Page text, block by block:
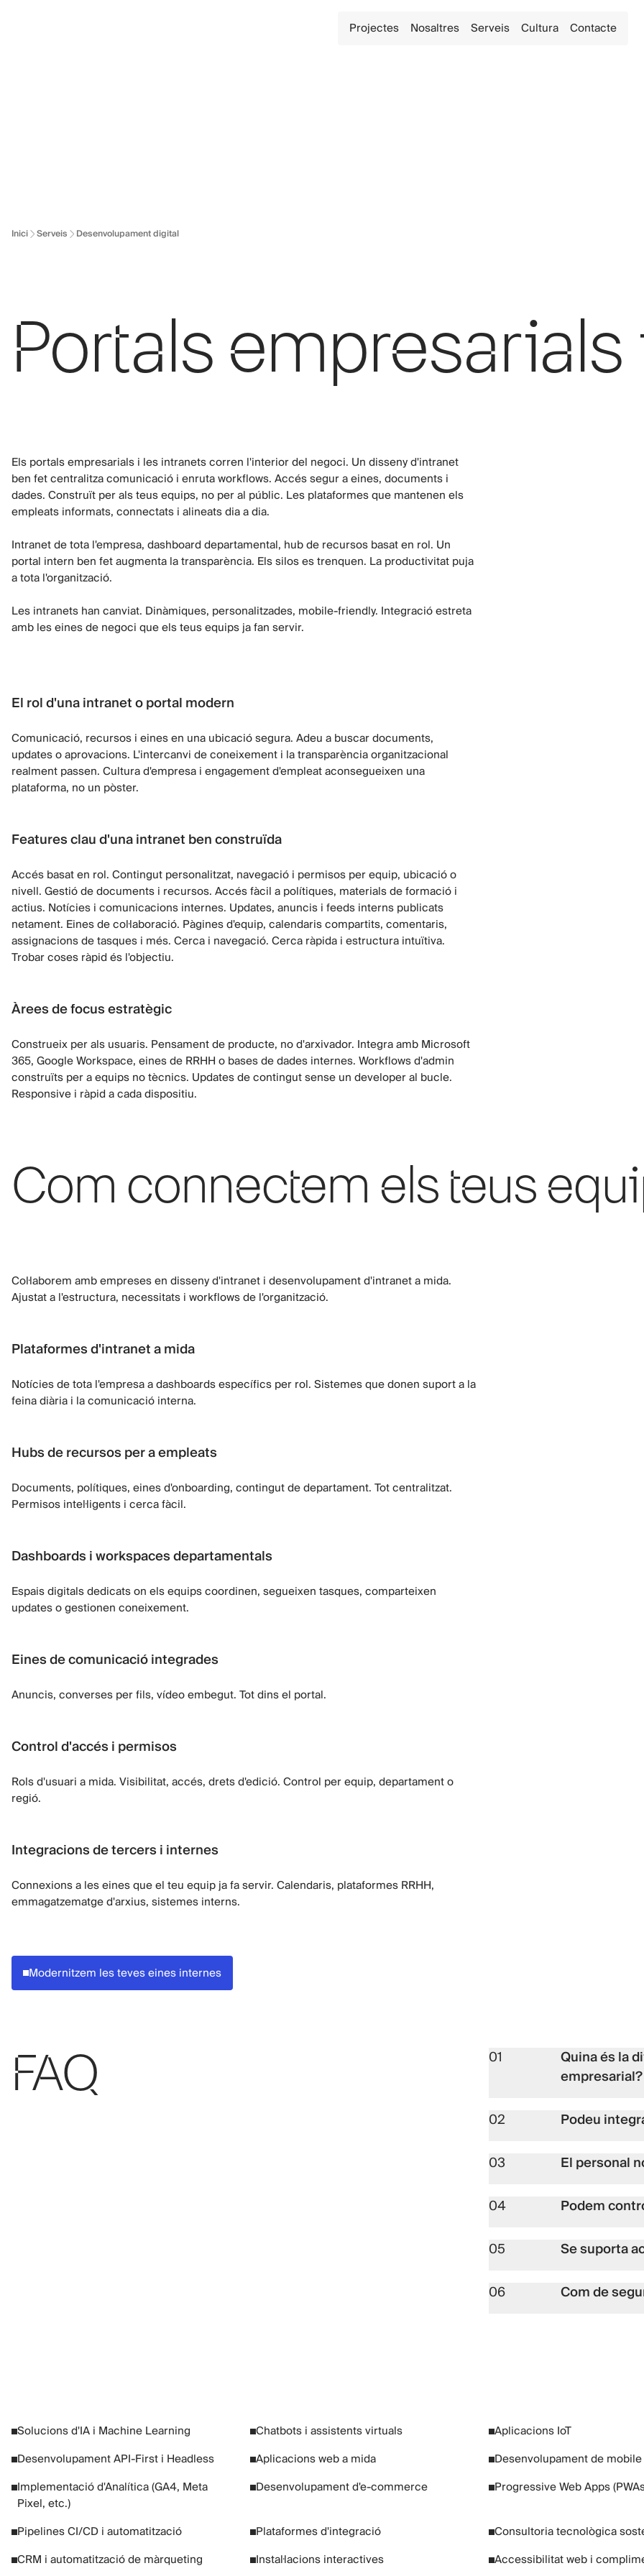
Projectes Nosaltres Serveis Cultura Contacte
Inici Serveis Desenvolupament digital
Portals empresarials
Els portals empresarials i les intranets corren l'interior del negoci. Un disseny d'intranet
ben fet centralitza comunicació i enruta workflows. Accés segur a eines, documents i
dades. Construït per als teus equips, no per al públic. Les plataformes que mantenen els
empleats informats, connectats i alineats dia a dia.
Intranet de tota l'empresa, dashboard departamental, hub de recursos basat en rol. Un
portal intern ben fet augmenta la transparència. Els silos es trenquen. La productivitat puja
a tota l'organització.
Les intranets han canviat. Dinàmiques, personalitzades, mobile-friendly. Integració estreta
amb les eines de negoci que els teus equips ja fan servir.
El rol d'una intranet o portal modern
Comunicació, recursos i eines en una ubicació segura. Adeu a buscar documents,
updates o aprovacions. L'intercanvi de coneixement i la transparència organitzacional
realment passen. Cultura d'empresa i engagement d'empleat aconsegueixen una
plataforma, no un pòster.
Features clau d'una intranet ben construïda
Accés basat en rol. Contingut personalitzat, navegació i permisos per equip, ubicació o
nivell. Gestió de documents i recursos. Accés fàcil a polítiques, materials de formació i
actius. Notícies i comunicacions internes. Updates, anuncis i feeds interns publicats
netament. Eines de col·laboració. Pàgines d'equip, calendaris compartits, comentaris,
assignacions de tasques i més. Cerca i navegació. Cerca ràpida i estructura intuïtiva.
Trobar coses ràpid és l'objectiu.
Àrees de focus estratègic
Construeix per als usuaris. Pensament de producte, no d'arxivador. Integra amb Microsoft
365, Google Workspace, eines de RRHH o bases de dades internes. Workflows d'admin
construïts per a equips no tècnics. Updates de contingut sense un developer al bucle.
Responsive i ràpid a cada dispositiu.
Com connectem els teus
Col·laborem amb empreses en disseny d'intranet i desenvolupament d'intranet a mida.
Ajustat a l'estructura, necessitats i workflows de l'organització.
Plataformes d'intranet a mida
Notícies de tota l'empresa a dashboards específics per rol. Sistemes que donen suport a la
feina diària i la comunicació interna.
Hubs de recursos per a empleats
Documents, polítiques, eines d'onboarding, contingut de departament. Tot centralitzat.
Permisos intel·ligents i cerca fàcil.
Dashboards i workspaces departamentals
Espais digitals dedicats on els equips coordinen, segueixen tasques, comparteixen
updates o gestionen coneixement.
Eines de comunicació integrades
Anuncis, converses per fils, vídeo embegut. Tot dins el portal.
Control d'accés i permisos
Rols d'usuari a mida. Visibilitat, accés, drets d'edició. Control per equip, departament o
regió.
Integracions de tercers i internes
Connexions a les eines que el teu equip ja fa servir. Calendaris, plataformes RRHH,
emmagatzematge d'arxius, sistemes interns.
Modernitzem les teves eines internes
FAQ 01
Quina és la
empresarial?
02
Podeu
03
El personal
04
Podem
05
Se suporta
06
Com de
Solucions d'IA i Machine Learning
Desenvolupament API-First i Headless
Implementació d'Analítica (GA4, Meta
Pixel, etc.)
Pipelines CI/CD i automatització
CRM i automatització de màrqueting
Chatbots i assistents virtuals
Aplicacions web a mida
Desenvolupament d'e-commerce
Plataformes d'integració
Instal·lacions interactives
Aplicacions IoT
Desenvolupament de
Progressive Web Apps
Consultoria tecnològica
Accessibilitat web i